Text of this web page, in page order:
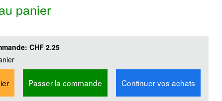
panier
CHF 2.25
Passer la commande Continuer vos achats